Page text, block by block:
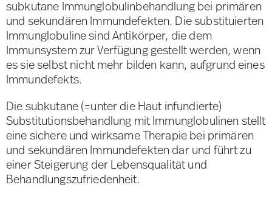
subkutane Immunglobulinbehandlung bei primären
und sekundären Immundefekten. Die substituierten
Immunglobuline sind Antikörper, die dem
Immunsystem zur Verfügung gestellt werden, wenn
es sie selbst nicht mehr bilden kann, aufgrund eines
Immundefekts.
Die subkutane (=unter die Haut infundierte)
Substitutionsbehandlung mit Immunglobulinen stellt
eine sichere und wirksame Therapie bei primären
und sekundären Immundefekten dar und führt zu
einer Steigerung der Lebensqualität und
Behandlungszufriedenheit.